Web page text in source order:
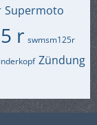
Supermoto
r swmsm125r
Zündung